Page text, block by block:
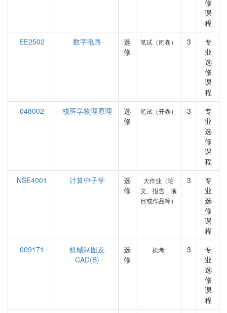
修
课
程
EE2502
数字电路
选
修
笔试（闭卷） 3
专
业
选
修
课
程
048002
核医学物理原理
选
修
笔试（开卷） 3
专
业
选
修
课
程
NSE4001
计算中子学
选
修
大作业（论
文、报告、项
目或作品等）
3
专
业
选
修
课
程
009171
机械制图及
CAD(B)
选
修
机考 3
专
业
选
修
课
程